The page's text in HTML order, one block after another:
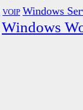
VOIP Windows
Windows